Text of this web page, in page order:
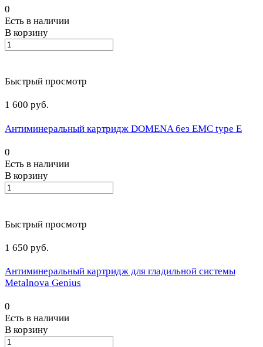
0
Есть в наличии
В корзину
Быстрый просмотр
1 600 руб.
Антиминеральный картридж DOMENA без EMC type E
0
Есть в наличии
В корзину
Быстрый просмотр
1 650 руб.
Антиминеральный картридж для гладильной системы
Metalnova Genius
0
Есть в наличии
В корзину